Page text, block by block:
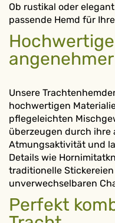
Ob rustikal oder
passende Hemd für
Unsere
hochwertigen
pflegeleichten
überzeugen durch ihre
Atmungsaktivität und
Details wie
traditionelle
unverwechselbaren
Perfekt